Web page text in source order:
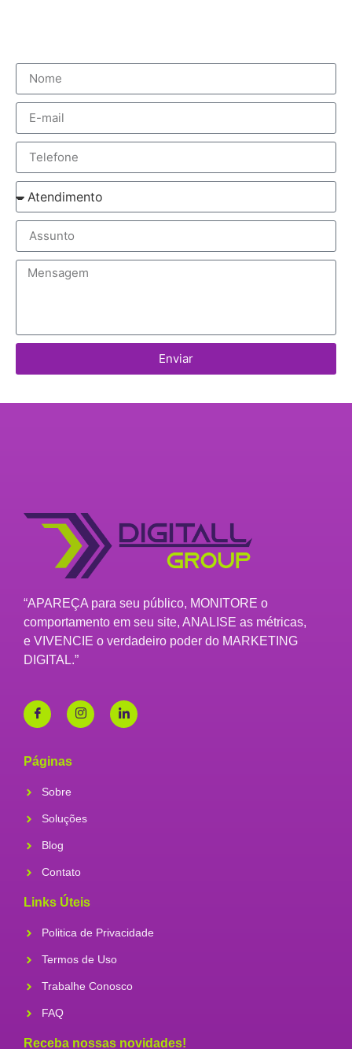
Enviar
“APAREÇA para seu público, MONITORE o
comportamento em seu site, ANALISE as métricas,
e VIVENCIE o verdadeiro poder do MARKETING
DIGITAL.”
Páginas
Sobre
Soluções
Blog
Contato
Links Úteis
Politica de Privacidade
Termos de Uso
Trabalhe Conosco
FAQ
Receba nossas novidades!